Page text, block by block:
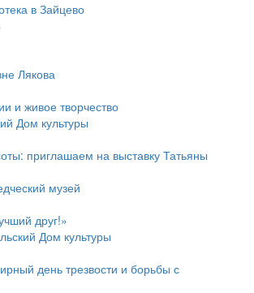
в Зайцево
Лякова
и живое творчество
Дом культуры
приглашаем на выставку Татьяны
музей
друг!»
Дом культуры
день трезвости и борьбы с